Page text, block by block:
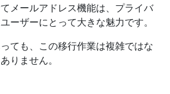
メールアドレス機能は、プライバ
ーザーにとって大きな魅力です。
ても、この移行作業は複雑ではな
りません。